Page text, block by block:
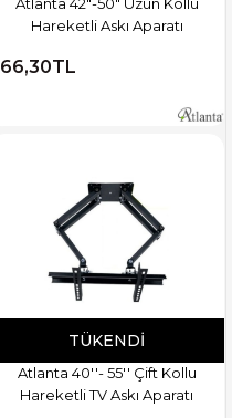
Hareketli Askı Aparatı
66,30TL
TÜKENDI
Atlanta 40''- 55'' Çift Kollu
Hareketli TV Askı Aparatı